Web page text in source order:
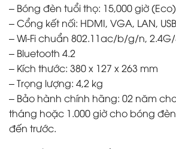
– Bóng đèn tuổi thọ: 15,000 giờ (Eco)
– Cổng kết nối: HDMI, VGA, LAN,
– Wi-Fi chuẩn 802.11ac/b/g/n,
– Bluetooth 4.2
– Kích thước: 380 x 127 x 263 mm
– Trọng lượng: 4,2 kg
– Bảo hành chính hãng: 02 năm
tháng hoặc 1.000 giờ cho bóng
đến trước.